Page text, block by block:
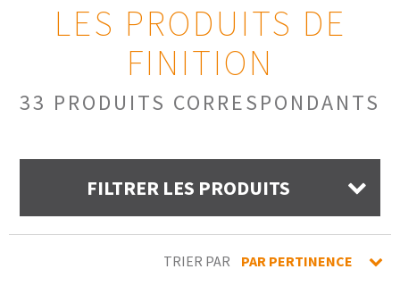
LES PRODUITS DE
FINITION
33 PRODUITS CORRESPONDANTS
TRIER PAR PAR PERTINENCE
FILTRER LES PRODUITS